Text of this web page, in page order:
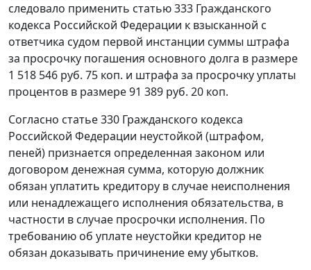
следовало применить статью 333 Гражданского
кодекса Российской Федерации к взысканной с
ответчика судом первой инстанции суммы штрафа
за просрочку погашения основного долга в размере
1 518 546 руб. 75 коп. и штрафа за просрочку уплаты
процентов в размере 91 389 руб. 20 коп.
Согласно статье 330 Гражданского кодекса
Российской Федерации неустойкой (штрафом,
пеней) признается определенная законом или
договором денежная сумма, которую должник
обязан уплатить кредитору в случае неисполнения
или ненадлежащего исполнения обязательства, в
частности в случае просрочки исполнения. По
требованию об уплате неустойки кредитор не
обязан доказывать причинение ему убытков.